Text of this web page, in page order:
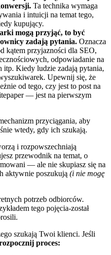
Ta technika wymaga
i intuicji na temat tego,
kupujący.
mogą przyjąć, to być
zadają pytania. Oznacza
kątem przyjazności dla SEO,
odpowiadanie na
Kiedy ludzie zadają pytania,
Upewnij się, że
od tego, czy jest to post na
— jest na pierwszym
przyciągania, aby
wtedy, gdy ich szukają.
i rozpowszechniają
przewodnik na temat, o
— ale nie skupiasz się na
aktywnie poszukują (i nie mogę
potrzeb odbiorców.
tego pojęcia-został
szukają Twoi klienci. Jeśli
proces: